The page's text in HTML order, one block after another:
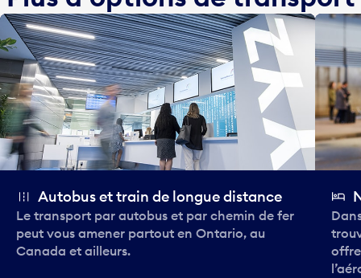
Autobus et train de longue distance
Le transport par autobus et par chemin de fer
peut vous amener partout en Ontario, au
Canada et ailleurs.